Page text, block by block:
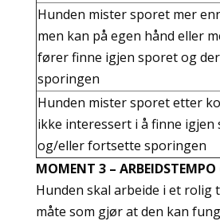
Hunden mister sporet mer
men kan på egen hånd eller
fører finne igjen sporet og
sporingen
Hunden mister sporet etter
ikke interessert i å finne igjen
og/eller fortsette sporingen
MOMENT 3 –
Hunden skal arbeide i et rolig
måte som gjør at den kan